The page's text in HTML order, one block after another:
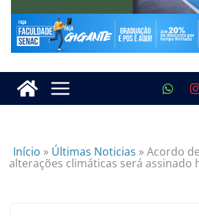
Início » Últimas Noticias »Acordo
alterações climáticas será assinado